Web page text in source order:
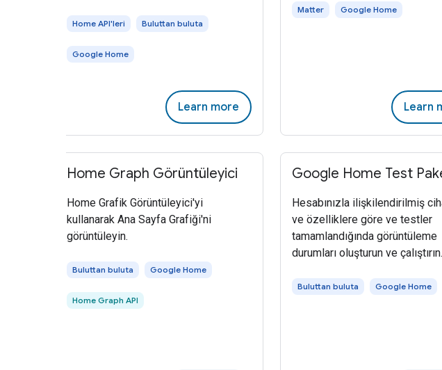
Home API'leri Buluttan buluta
Google Home
Learn more
Matter Google Home
Learn
Home Graph Görüntüleyici
Home Grafik Görüntüleyici'yi
kullanarak Ana Sayfa Grafiği'ni
görüntüleyin.
Buluttan buluta Google Home
Home Graph API
Google Home Test
Hesabınızla ilişkilendirilmiş
ve özelliklere göre ve testler
tamamlandığında görüntüleme
durumları oluşturun ve çalıştırın.
Buluttan buluta Google Home